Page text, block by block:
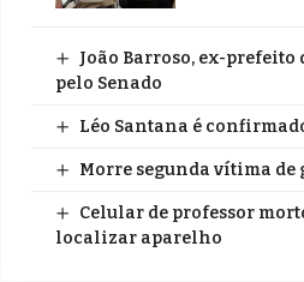
João Barroso, ex-
pelo Senado
Léo Santana é
Morre segunda vítima de
Celular de professor
localizar aparelho